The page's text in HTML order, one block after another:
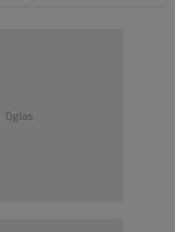
Oglas